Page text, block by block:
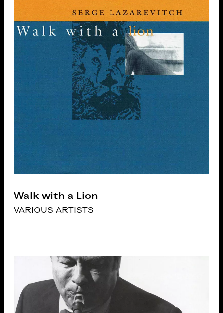
Walk with a Lion
VARIOUS ARTISTS